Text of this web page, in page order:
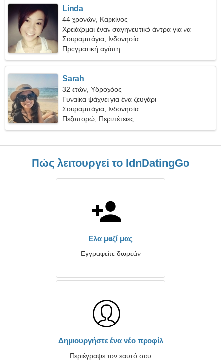
Linda
44 χρονών, Καρκίνος
Χρειάζομαι έναν σαγηνευτικό άντρα για να
κάνουμε σκι μαζί
Σουραμπάγια, Ινδονησία
Πραγματική αγάπη
Sarah
32 ετών, Υδροχόος
Γυναίκα ψάχνει για ένα ζευγάρι
Σουραμπάγια, Ινδονησία
Πεζοπορώ, Περιπέτειες
Πώς λειτουργεί το IdnDatingGo
Ελα μαζί μας
Εγγραφείτε δωρεάν
Δημιουργήστε ένα νέο προφίλ
Περιέγραψε τον εαυτό σου